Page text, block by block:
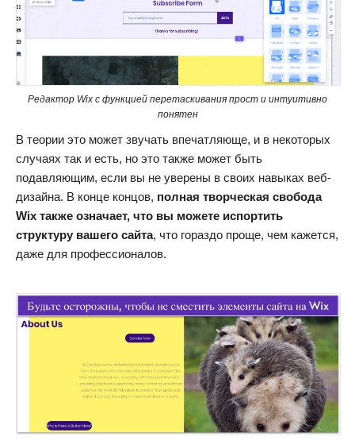
Редактор Wix с функцией перетаскивания прост и интуитивно
понятен
В теории это может звучать впечатляюще, и в некоторых
случаях так и есть, но это также может быть
подавляющим, если вы не уверены в своих навыках веб-
дизайна. В конце концов, полная творческая свобода
Wix также означает, что вы можете испортить
структуру вашего сайта, что гораздо проще, чем кажется,
даже для профессионалов.